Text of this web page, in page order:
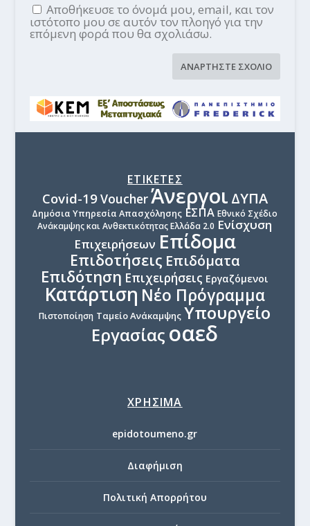
Αποθήκευσε το όνομά μου, email, και τον
ιστότοπο μου σε αυτόν τον πλοηγό για την
επόμενη φορά που θα σχολιάσω.
ΕΤΙΚΕΤΕΣ
Covid-19VoucherΆνεργοι ΔΥΠΑ
Δημόσια Υπηρεσία Απασχόλησης ΕΣΠΑ Εθνικό Σχέδιο
Ανάκαμψης και Ανθεκτικότητας Ελλάδα 2.0 Ενίσχυση
Επιχειρήσεων Επίδομα
Επιδοτήσεις Επιδόματα
Επιδότηση Επιχειρήσεις Εργαζόμενοι
Κατάρτιση Νέο Πρόγραμμα
Πιστοποίηση Ταμείο Ανάκαμψης Υπουργείο
Εργασίας οαεδ
ΧΡΗΣΙΜΑ
epidotoumeno.gr
Διαφήμιση
Πολιτική Απορρήτου